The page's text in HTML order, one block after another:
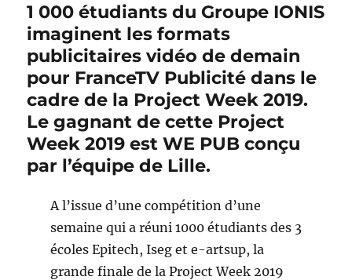
1 000 étudiants du Groupe IONIS
imaginent les formats
publicitaires vidéo de demain
pour FranceTV Publicité dans le
cadre de la Project Week 2019.
Le gagnant de cette Project
Week 2019 est WE PUB conçu
par l’équipe de Lille.
A l’issue d’une compétition d’une
semaine qui a réuni 1000 étudiants des 3
écoles Epitech, Iseg et e-artsup, la
grande finale de la Project Week 2019